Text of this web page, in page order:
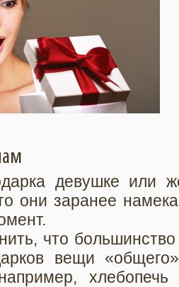
девушке или
они заранее
что
вещи